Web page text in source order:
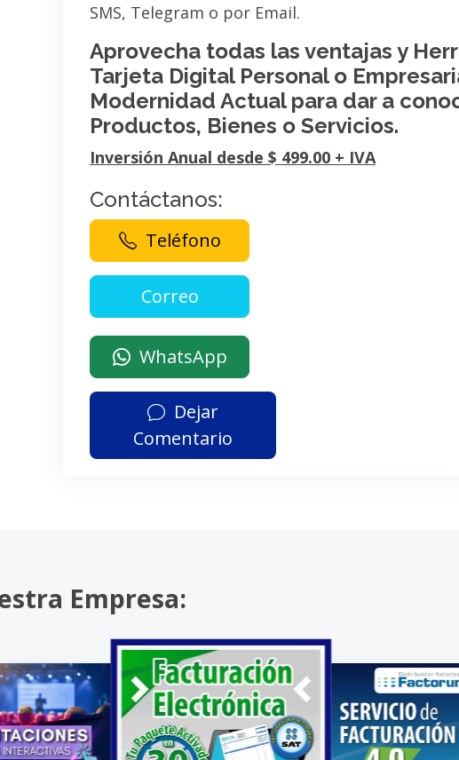
SMS, Telegram o por Email.
Aprovecha todas las ventajas y
Tarjeta Digital Personal o
Modernidad Actual para dar a
Productos, Bienes o Servicios.
Inversión Anual desde $ 499.00 + IVA
Contáctanos:
Teléfono
WhatsApp
Dejar
Comentario
Empresa: